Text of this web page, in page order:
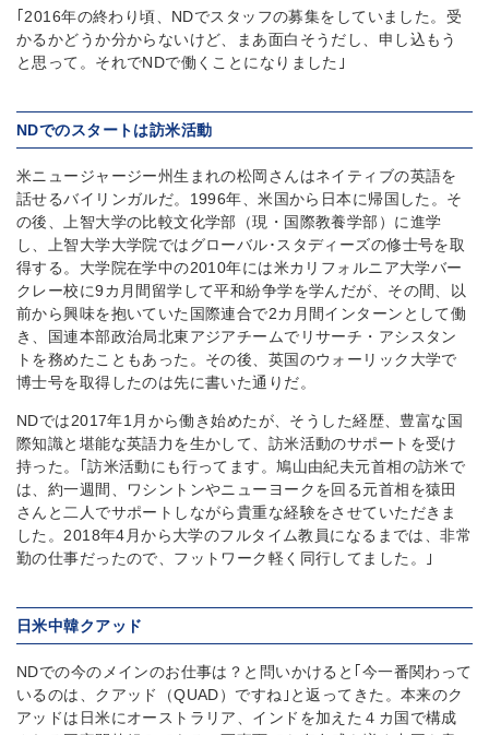
｢2016年の終わり頃、NDでスタッフの募集をしていました。受
かるかどうか分からないけど、まあ面白そうだし、申し込もう
と思って。それでNDで働くことになりました｣
NDでのスタートは訪米活動
米ニュージャージー州生まれの松岡さんはネイティブの英語を
話せるバイリンガルだ。1996年、米国から日本に帰国した。そ
の後、上智大学の比較文化学部（現・国際教養学部）に進学
し、上智大学大学院ではグローバル･スタディーズの修士号を取
得する。大学院在学中の2010年には米カリフォルニア大学バー
クレー校に9カ月間留学して平和紛争学を学んだが、その間、以
前から興味を抱いていた国際連合で2カ月間インターンとして働
き、国連本部政治局北東アジアチームでリサーチ・アシスタン
トを務めたこともあった。その後、英国のウォーリック大学で
博士号を取得したのは先に書いた通りだ。
NDでは2017年1月から働き始めたが、そうした経歴、豊富な国
際知識と堪能な英語力を生かして、訪米活動のサポートを受け
持った。｢訪米活動にも行ってます。鳩山由紀夫元首相の訪米で
は、約一週間、ワシントンやニューヨークを回る元首相を猿田
さんと二人でサポートしながら貴重な経験をさせていただきま
した。2018年4月から大学のフルタイム教員になるまでは、非常
勤の仕事だったので、フットワーク軽く同行してました。｣
日米中韓クアッド
NDでの今のメインのお仕事は？と問いかけると｢今一番関わって
いるのは、クアッド（QUAD）ですね｣と返ってきた。本来のク
アッドは日米にオーストラリア、インドを加えた４カ国で構成